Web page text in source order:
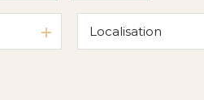
à l'année Localisation